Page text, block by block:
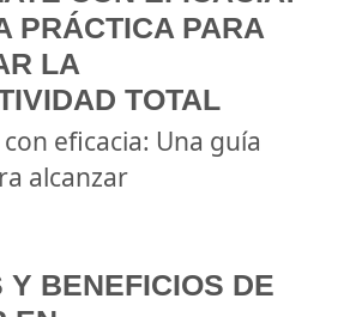
PRÁCTICA PARA
LA
TOTAL
eficacia: Una guía
alcanzar
Y BENEFICIOS DE